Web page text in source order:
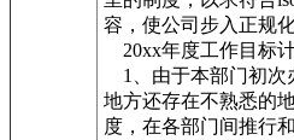
容，使公司步入正规化
20xx年度工作目标计
1、由于本部门初次
地方还存在不熟悉的
度，在各部门间推行